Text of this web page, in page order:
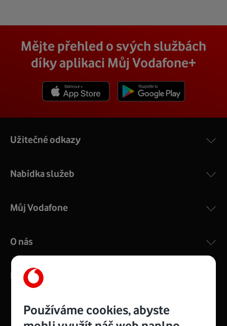
Mějte přehled o svých službách
díky aplikaci Můj Vodafone+
Užitečné odkazy
Nabídka služeb
Můj Vodafone
O nás
Kontakty
Používáme cookies, abyste